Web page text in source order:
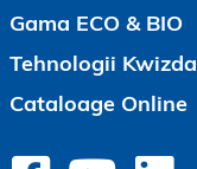
Gama ECO & BIO
Tehnologii Kwizda
Cataloage Online